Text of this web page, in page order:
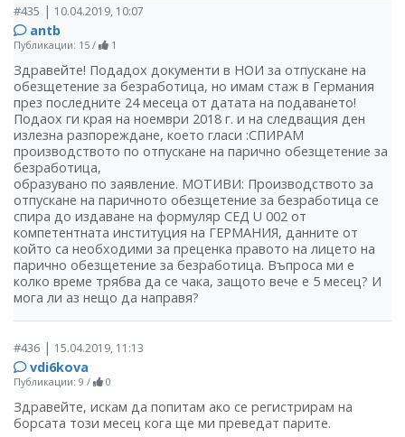
#435 | 10.04.2019, 10:07
antb
Публикации: 15 / 1
Здравейте! Подадох документи в НОИ за отпускане на
обезщетение за безработица, но имам стаж в Германия
през последните 24 месеца от датата на подаването!
Подаох ги края на ноември 2018 г. и на следващия ден
излезна разпореждане, което гласи :СПИРАМ
производството по отпускане на парично обезщетение за
безработица,
образувано по заявление. МОТИВИ: Производството за
отпускане на паричното обезщетение за безработица се
спира до издаване на формуляр СЕД U 002 от
компетентната институция на ГЕРМАНИЯ, данните от
който са необходими за преценка правото на лицето на
парично обезщетение за безработица. Въпроса ми е
колко време трябва да се чака, защото вече е 5 месец? И
мога ли аз нещо да направя?
#436 | 15.04.2019, 11:13
vdi6kova
Публикации: 9 / 0
Здравейте, искам да попитам ако се регистрирам на
борсата този месец кога ще ми преведат парите.